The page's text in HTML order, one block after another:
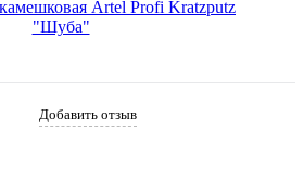
Добавить отзыв